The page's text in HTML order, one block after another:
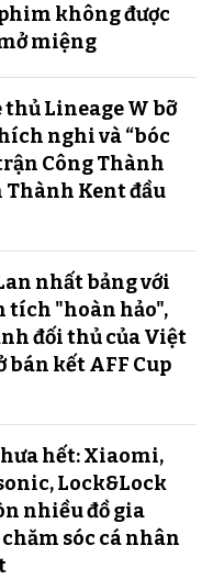
không được
miệng
thủ Lineage W bỡ
nghi và “bóc
Công Thành
Thành Kent đầu
nhất bảng với
tích "hoàn hảo",
đối thủ của Việt
bán kết AFF Cup
hết: Xiaomi,
Lock&Lock
nhiều đồ gia
sóc cá nhân